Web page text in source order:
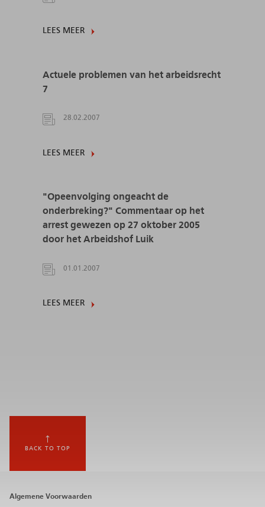
LEES MEER
Actuele problemen van het arbeidsrecht
7
28.02.2007
LEES MEER
"Opeenvolging ongeacht de
onderbreking?" Commentaar op het
arrest gewezen op 27 oktober 2005
door het Arbeidshof Luik
01.01.2007
LEES MEER
BACK TO TOP
Footer
Algemene Voorwaarden